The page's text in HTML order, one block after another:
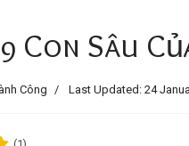
Con Sâu
Công Last Updated: 24
(1)